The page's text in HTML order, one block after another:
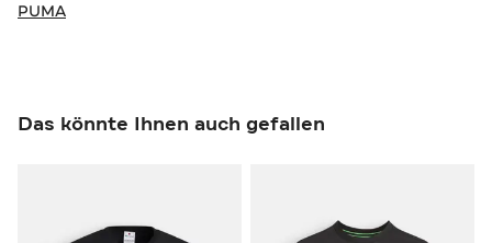
PUMA
Das könnte Ihnen auch gefallen